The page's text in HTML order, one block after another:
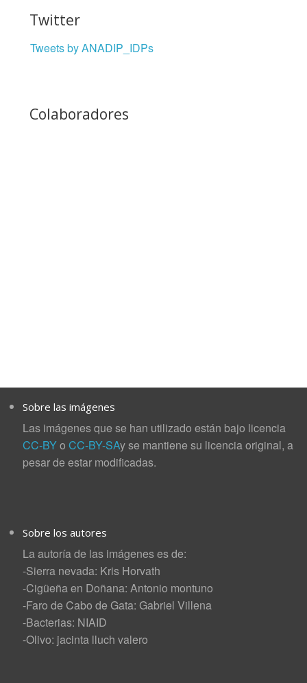
Twitter
Tweets by ANADIP_IDPs
Colaboradores
Sobre las imágenes
Las imágenes que se han utilizado están bajo licencia
CC-BYo CC-BY-SAy se mantiene su licencia original, a
pesar de estar modificadas.
Sobre los autores
La autoría de las imágenes es de:
-Sierra nevada: Kris Horvath
-Cigüeña en Doñana: Antonio montuno
-Faro de Cabo de Gata: Gabriel Villena
-Bacterias: NIAID
-Olivo: jacinta lluch valero